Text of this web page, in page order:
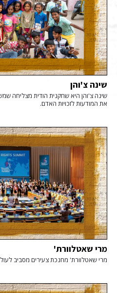
שינה צ'והן
שינה צ'והן היא שחקנית הודית מצליחה
את המודעות לזכויות האדם.
מרי שאטלוורת'
מרי שאטלוורת' מחנכת צעירים מסביב